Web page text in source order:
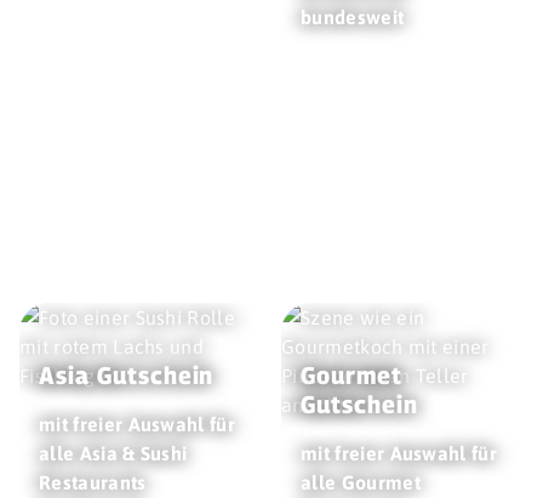
bundesweit
Asia Gutschein
mit freier Auswahl für
alle Asia & Sushi
Restaurants
Gourmet
Gutschein
mit freier Auswahl für
alle Gourmet